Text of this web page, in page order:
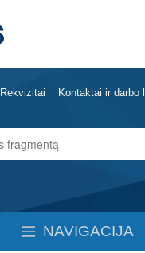
Rekvizitai Kontaktai ir darbo
NAVIGACIJA